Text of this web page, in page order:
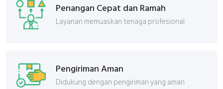
Penangan Cepat dan Ramah
Layanan memuaskan tenaga profesional
Pengiriman Aman
Didukung dengan pengiriman yang aman